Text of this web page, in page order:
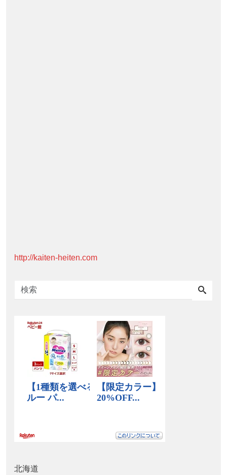
http://kaiten-heiten.com
北海道